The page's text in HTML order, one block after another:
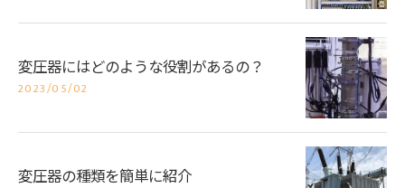
変圧器にはどのような役割があるの？
2023/05/02
変圧器の種類を簡単に紹介